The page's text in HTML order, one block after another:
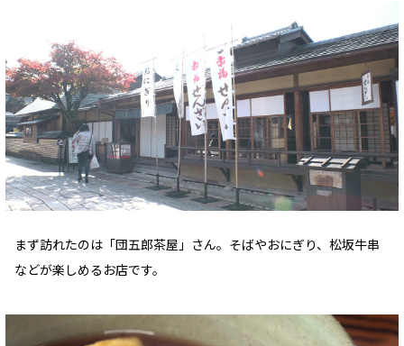
まず訪れたのは「団五郎茶屋」さん。そばやおにぎり、松坂牛串
などが楽しめるお店です。